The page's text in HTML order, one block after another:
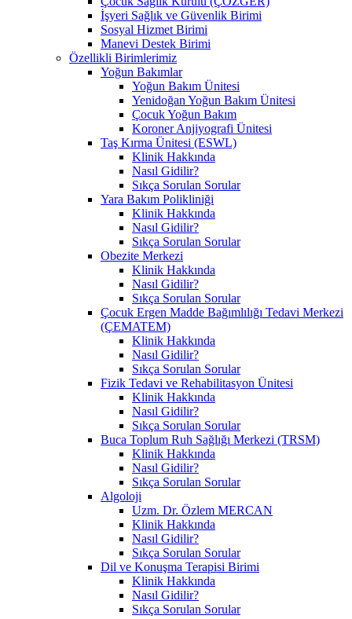
İşyeri Sağlık ve Güvenlik Birimi
Sosyal Hizmet Birimi
Manevi Destek Birimi
Özellikli Birimlerimiz
Yoğun Bakımlar
Yoğun Bakım Ünitesi
Yenidoğan Yoğun Bakım Ünitesi
Çocuk Yoğun Bakım
Koroner Anjiyografi Ünitesi
Taş Kırma Ünitesi (ESWL)
Klinik Hakkında
Nasıl Gidilir?
Sıkça Sorulan Sorular
Yara Bakım Polikliniği
Klinik Hakkında
Nasıl Gidilir?
Sıkça Sorulan Sorular
Obezite Merkezi
Klinik Hakkında
Nasıl Gidilir?
Sıkça Sorulan Sorular
Çocuk Ergen Madde Bağımlılığı Tedavi Merkezi
(ÇEMATEM)
Klinik Hakkında
Nasıl Gidilir?
Sıkça Sorulan Sorular
Fizik Tedavi ve Rehabilitasyon Ünitesi
Klinik Hakkında
Nasıl Gidilir?
Sıkça Sorulan Sorular
Buca Toplum Ruh Sağlığı Merkezi (TRSM)
Klinik Hakkında
Nasıl Gidilir?
Sıkça Sorulan Sorular
Algoloji
Uzm. Dr. Özlem MERCAN
Klinik Hakkında
Nasıl Gidilir?
Sıkça Sorulan Sorular
Dil ve Konuşma Terapisi Birimi
Klinik Hakkında
Nasıl Gidilir?
Sıkça Sorulan Sorular